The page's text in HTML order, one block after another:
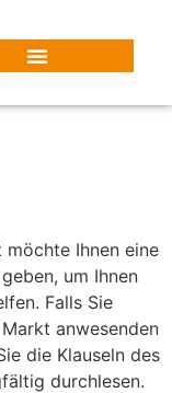
Ihnen eine
um Ihnen
Falls Sie
anwesenden
die Klauseln des
durchlesen.